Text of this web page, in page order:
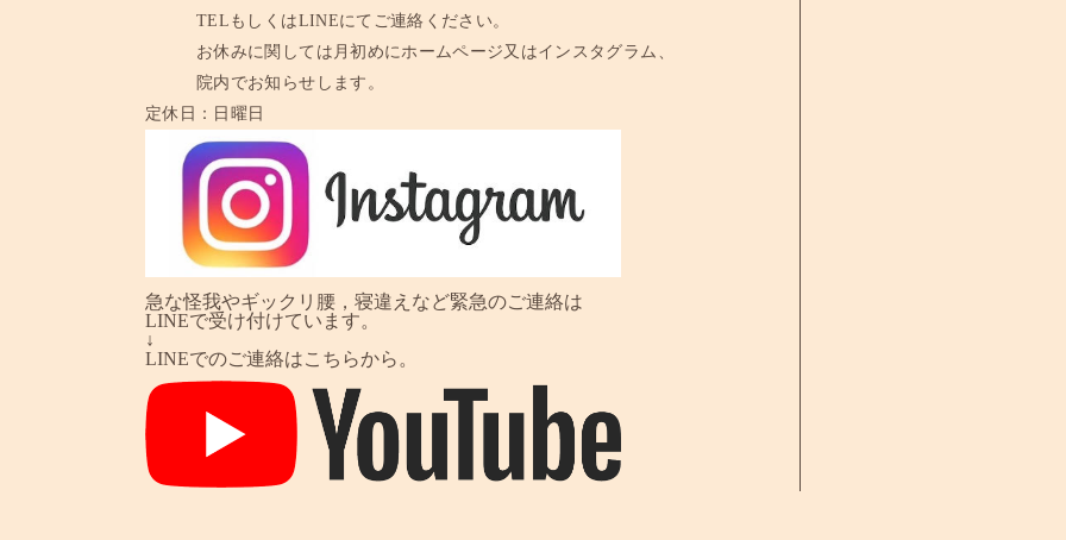
TELもしくはLINEにてご連絡ください。
お休みに関しては月初めにホームページ又はインスタグラム、
院内でお知らせします。
定休日： 日曜日
急な怪我やギックリ腰，寝違えなど緊急のご連絡は
LINEで受け付けています。
↓
LINEでのご連絡はこちらから。